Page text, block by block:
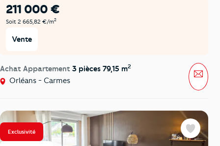
211 000 €
Soit 2 665,82 €/m2
Vente
Achat Appartement 3 pièces 79,15 m2
Orléans - Carmes
Exclusivité Favoris